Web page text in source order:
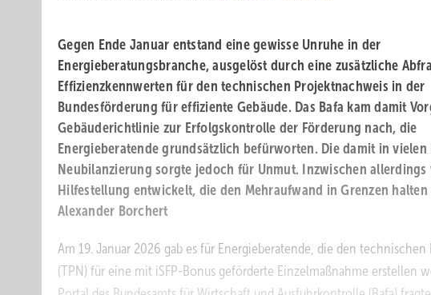
Gegen Ende Januar entstand eine gewisse Unruhe in der
Energieberatungsbranche, ausgelöst durch eine zusätzliche
Effizienzkennwerten für den technischen Projektnachweis in der
Bundesförderung für effiziente Gebäude. Das Bafa kam damit
Gebäuderichtlinie zur Erfolgskontrolle der Förderung nach, die
Energieberatende grundsätzlich befürworten. Die damit in vielen
Neubilanzierung sorgte jedoch für Unmut. Inzwischen
Hilfestellung entwickelt, die den Mehraufwand in Grenzen
Alexander Borchert
Am 19. Januar 2026 gab es für Energieberatende, die den
(TPN) für eine mit iSFP-Bonus geförderte Einzelmaßnahme erstellen